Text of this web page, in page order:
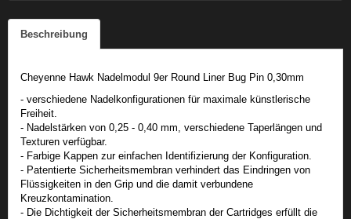
Beschreibung
Cheyenne Hawk Nadelmodul 9er Round Liner Bug Pin 0,30mm
- verschiedene Nadelkonfigurationen für maximale künstlerische
Freiheit.
- Nadelstärken von 0,25 - 0,40 mm, verschiedene Taperlängen und
Texturen verfügbar.
- Farbige Kappen zur einfachen Identifizierung der Konfiguration.
- Patentierte Sicherheitsmembran verhindert das Eindringen von
Flüssigkeiten in den Grip und die damit verbundene
Kreuzkontamination.
- Die Dichtigkeit der Sicherheitsmembran der Cartridges erfüllt die